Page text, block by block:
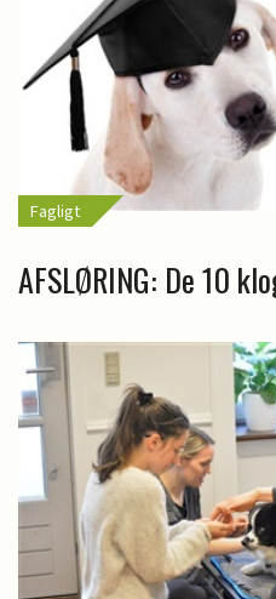
Fagligt
AFSLØRING: De 10